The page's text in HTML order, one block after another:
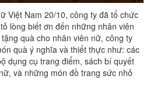
Việt Nam 20/10, công ty đã tổ chức
lòng biết ơn đến những nhân viên
quà cho nhân viên nữ, công ty
quà ý nghĩa và thiết thực như: các
dụng cụ trang điểm, sách bí quyết
và những món đồ trang sức nhỏ